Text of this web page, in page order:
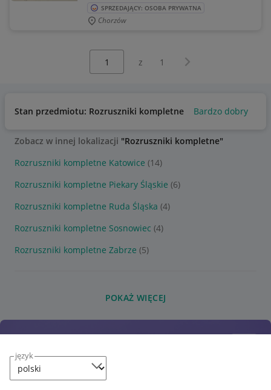
język
SPRZEDAJĄCY: OSOBA PRYWATNA
Chorzów
z 1 Następna strona
Stan przedmiotu: Rozruszniki kompletne Bardzo dobry
Zobacz w innej lokalizacji "Rozruszniki kompletne"
Rozruszniki kompletne Katowice (14)
Rozruszniki kompletne Piekary Śląskie (6)
Rozruszniki kompletne Ruda Śląska (4)
Rozruszniki kompletne Sosnowiec (4)
Rozruszniki kompletne Zabrze (5)
POKAŻ WIĘCEJ